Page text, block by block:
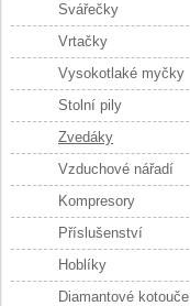
Svářečky
Vrtačky
Vysokotlaké myčky
Stolní pily
Zvedáky
Vzduchové nářadí
Kompresory
Příslušenství
Hoblíky
Diamantové kotouče